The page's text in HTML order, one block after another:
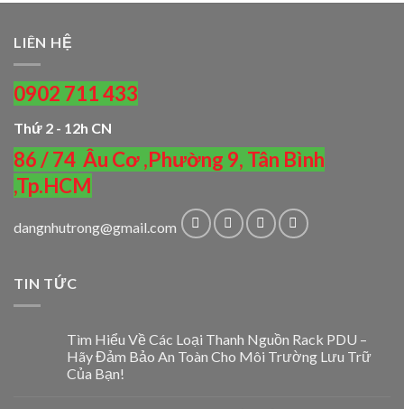
LIÊN HỆ
0902 711 433
Thứ 2 - 12h CN
86 / 74 Âu Cơ ,Phường 9, Tân Bình
,Tp.HCM
dangnhutrong@gmail.com
TIN TỨC
Tìm Hiểu Về Các Loại Thanh Nguồn Rack PDU –
Hãy Đảm Bảo An Toàn Cho Môi Trường Lưu Trữ
Của Bạn!